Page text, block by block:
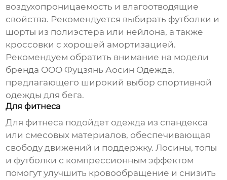
воздухопроницаемость и влагоотводящие
свойства. Рекомендуется выбирать футболки и
шорты из полиэстера или нейлона, а также
кроссовки с хорошей амортизацией.
Рекомендуем обратить внимание на модели
бренда ООО Фуцзянь Аосин Одежда,
предлагающего широкий выбор спортивной
одежды для бега.
Для фитнеса
Для фитнеса подойдет одежда из спандекса
или смесовых материалов, обеспечивающая
свободу движений и поддержку. Лосины, топы
и футболки с компрессионным эффектом
помогут улучшить кровообращение и снизить